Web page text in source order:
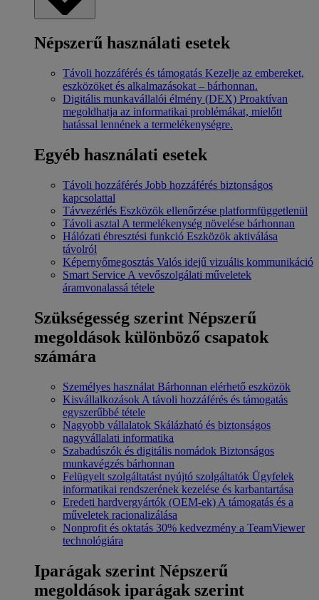
Népszerű használati esetek
Távoli hozzáférés és támogatás Kezelje az embereket,
eszközöket és alkalmazásokat – bárhonnan.
Digitális munkavállalói élmény (DEX) Proaktívan
megoldhatja az informatikai problémákat, mielőtt
hatással lennének a termelékenységre.
Egyéb használati esetek
Távoli hozzáférés Jobb hozzáférés biztonságos
kapcsolattal
Távvezérlés Eszközök ellenőrzése platformfüggetlenül
Távoli asztal A termelékenység növelése bárhonnan
Hálózati ébresztési funkció Eszközök aktiválása
távolról
Képernyőmegosztás Valós idejű vizuális kommunikáció
Smart Service A vevőszolgálati műveletek
áramvonalassá tétele
Szükségesség szerint Népszerű
megoldások különböző csapatok
számára
Személyes használat Bárhonnan elérhető eszközök
Kisvállalkozások A távoli hozzáférés és támogatás
egyszerűbbé tétele
Nagyobb vállalatok Skálázható és biztonságos
nagyvállalati informatika
Szabadúszók és digitális nomádok Biztonságos
munkavégzés bárhonnan
Felügyelt szolgáltatást nyújtó szolgáltatók Ügyfelek
informatikai rendszerének kezelése és karbantartása
Eredeti hardvergyártók (OEM-ek) A támogatás és a
műveletek racionalizálása
Nonprofit és oktatás 30% kedvezmény a TeamViewer
technológiára
Iparágak szerint Népszerű
megoldások iparágak szerint